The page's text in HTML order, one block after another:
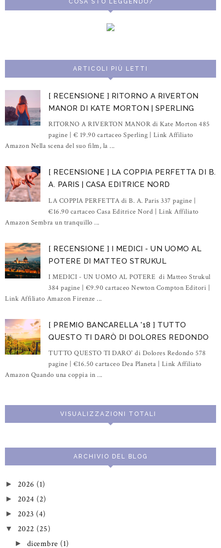
COSA STO LEGGENDO?
ARTICOLI PIÙ LETTI
[ RECENSIONE ] RITORNO A RIVERTON
MANOR DI KATE MORTON | SPERLING
RITORNO A RIVERTON MANOR di Kate Morton 485
pagine | € 19.90 cartaceo Sperling | Link Affiliato
Amazon Nella scena del suo film, la ...
[ RECENSIONE ] LA COPPIA PERFETTA DI B.
A. PARIS | CASA EDITRICE NORD
LA COPPIA PERFETTA di B. A. Paris 337 pagine |
€16.90 cartaceo Casa Editrice Nord | Link Affiliato
Amazon Sembra un tranquillo ...
[ RECENSIONE ] I MEDICI - UN UOMO AL
POTERE DI MATTEO STRUKUL
I MEDICI - UN UOMO AL POTERE di Matteo Strukul
384 pagine | €9.90 cartaceo Newton Compton Editori |
Link Affiliato Amazon Firenze ...
[ PREMIO BANCARELLA '18 ] TUTTO
QUESTO TI DARÒ DI DOLORES REDONDO
TUTTO QUESTO TI DARO' di Dolores Redondo 578
pagine | €16.50 cartaceo Dea Planeta | Link Affiliato
Amazon Quando una coppia in ...
VISUALIZZAZIONI TOTALI
ARCHIVIO DEL BLOG
► 2026 (1)
► 2024 (2)
► 2023 (4)
▼ 2022 (25)
► dicembre (1)